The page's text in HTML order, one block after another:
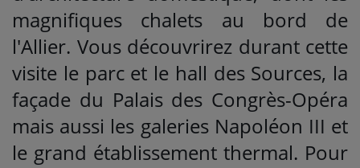
magnifiques chalets au bord de
l'Allier. Vous découvrirez durant cette
visite le parc et le hall des Sources, la
façade du Palais des Congrès-Opéra
mais aussi les galeries Napoléon III et
le grand établissement thermal. Pour